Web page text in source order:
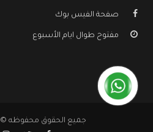
صفحة الفيس بوك
مفتوح طوال ايام الأسبوع
جميع الحقوق محفوظه ©